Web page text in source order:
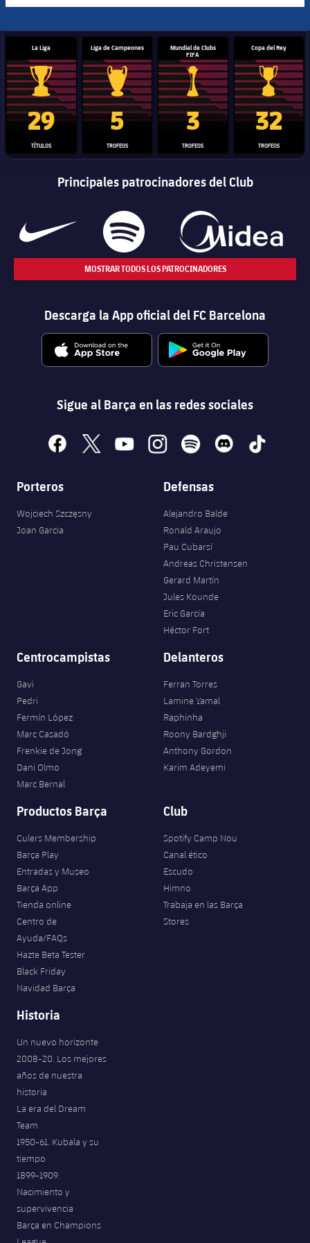
La Liga
Trofeo de La Liga
29
TÍTULOS
Liga de Campeones
Trofeo de la Liga de Campeones
5
TROFEOS
Mundial de Clubs
FIFA
Trofeo del Mundial de
3
TROFEOS
Copa del Rey
Copa del
32
TROFEOS
Principales patrocinadores del Club
MOSTRAR TODOS LOS PATROCINADORES
Descarga la App oficial del FC Barcelona
Sigue al Barça en las redes sociales
facebook
x youtubeinstagramspotify discord tiktok
Porteros
Wojciech Szczęsny
Joan Garcia
Defensas
Alejandro Balde
Ronald Araujo
Pau Cubarsí
Andreas Christensen
Gerard Martín
Jules Kounde
Eric García
Héctor Fort
Centrocampistas
Gavi
Pedri
Fermín López
Marc Casadó
Frenkie de Jong
Dani Olmo
Marc Bernal
Delanteros
Ferran Torres
Lamine Yamal
Raphinha
Roony Bardghji
Anthony Gordon
Karim Adeyemi
Productos Barça
Culers Membership
Barça Play
Entradas y Museo
Barça App
Tienda online
Centro de
Ayuda/FAQs
Hazte Beta Tester
Black Friday
Navidad Barça
Club
Spotify Camp Nou
Canal ético
Escudo
Himno
Trabaja en las Barça
Stores
Historia
Un nuevo horizonte
2008-20. Los mejores
años de nuestra
historia
La era del Dream
Team
1950-61. Kubala y su
tiempo
1899-1909.
Nacimiento y
supervivencia
Barça en Champions